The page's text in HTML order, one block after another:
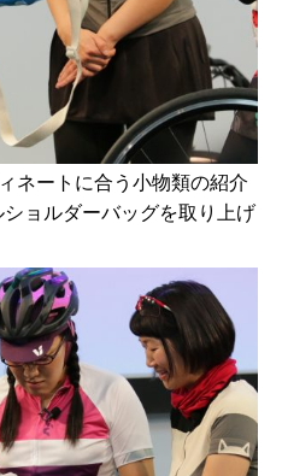
ネートに合う小物類の紹介
ョルダーバッグを取り上げ